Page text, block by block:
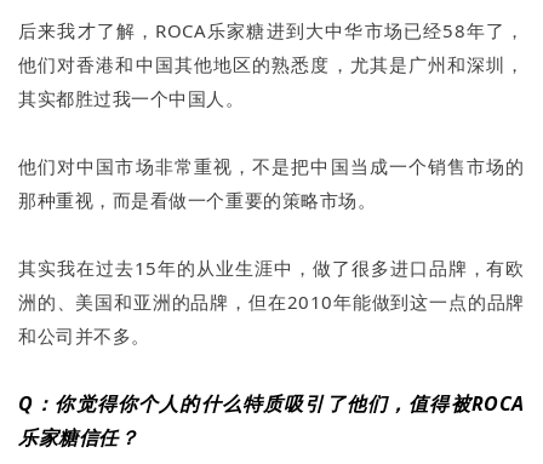
后来我才了解，ROCA乐家糖进到大中华市场已经58年了，
他们对香港和中国其他地区的熟悉度，尤其是广州和深圳，
其实都胜过我一个中国人。
他们对中国市场非常重视，不是把中国当成一个销售市场的
那种重视，而是看做一个重要的策略市场。
其实我在过去15年的从业生涯中，做了很多进口品牌，有欧
洲的、美国和亚洲的品牌，但在2010年能做到这一点的品牌
和公司并不多。
Q：你觉得你个人的什么特质吸引了他们，值得被ROCA
乐家糖信任？